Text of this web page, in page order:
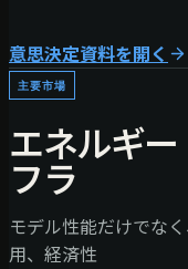
意思決定資料を開く
主要市場
エネルギ
フラ
モデル性能だけでな
用、経済性